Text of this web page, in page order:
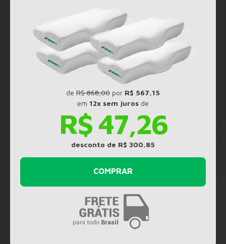
de R$ 868,00 por R$ 567,15
em 12x sem juros de
R$ 47,26
desconto de R$ 300,85
COMPRAR